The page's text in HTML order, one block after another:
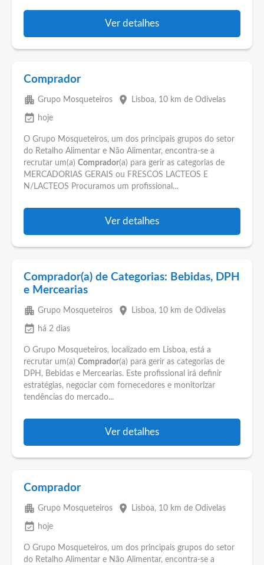
Ver detalhes
Comprador
apartment Grupo Mosqueteiros place Lisboa, 10 km de Odivelas
event_available hoje
O Grupo Mosqueteiros, um dos principais grupos do setor
do Retalho Alimentar e Não Alimentar, encontra-se a
recrutar um(a) Comprador(a) para gerir as categorias de
MERCADORIAS GERAIS ou FRESCOS LACTEOS E
N/LACTEOS Procuramos um profissional...
Ver detalhes
Comprador(a) de Categorias: Bebidas, DPH
e Mercearias
apartment Grupo Mosqueteiros place Lisboa, 10 km de Odivelas
event_available há 2 dias
O Grupo Mosqueteiros, localizado em Lisboa, está a
recrutar um(a) Comprador(a) para gerir as categorias de
DPH, Bebidas e Mercearias. Este profissional irá definir
estratégias, negociar com fornecedores e monitorizar
tendências do mercado...
Ver detalhes
Comprador
apartment Grupo Mosqueteiros place Lisboa, 10 km de Odivelas
event_available hoje
O Grupo Mosqueteiros, um dos principais grupos do setor
do Retalho Alimentar e Não Alimentar, encontra-se a